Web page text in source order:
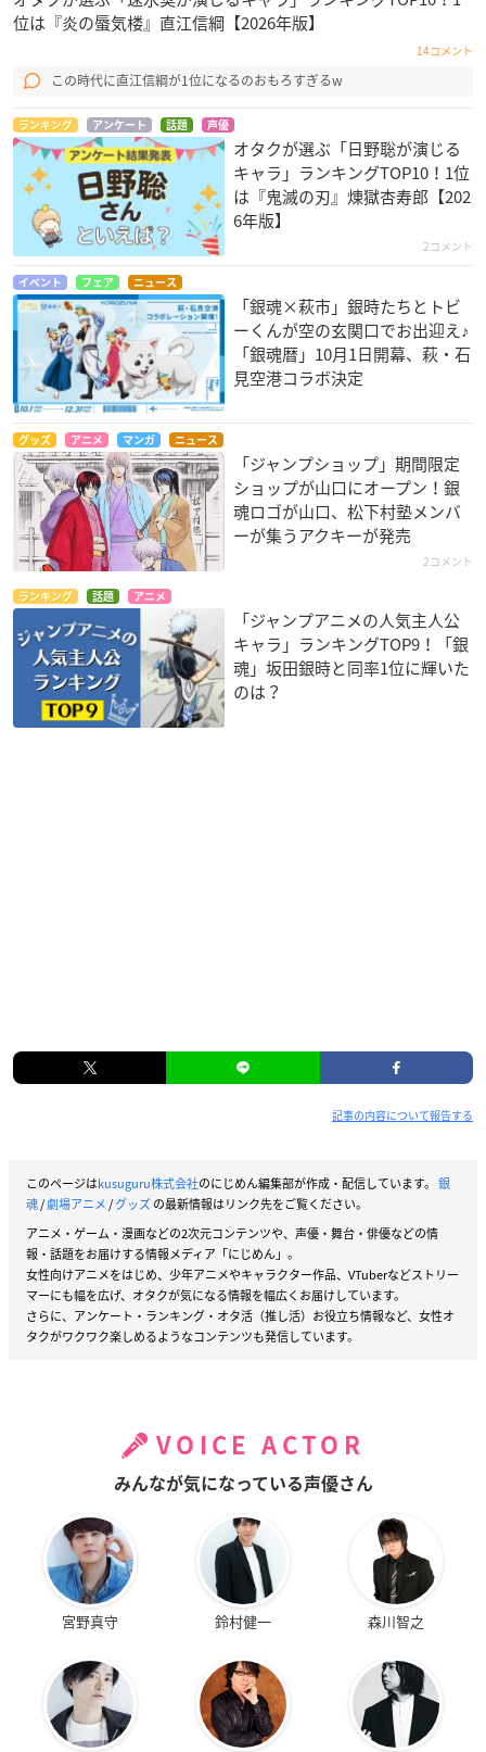
位は『炎の蜃気楼』直江信綱【2026年版】
14コメント
この時代に直江信綱が1位になるのおもろすぎるw
ランキング アンケート 話題 声優
オタクが選ぶ「日野聡が演じる
キャラ」ランキングTOP10！1位
は『鬼滅の刃』煉󠄁獄杏寿郎【202
6年版】
2コメント
イベント フェア ニュース
「銀魂×萩市」銀時たちとトビ
ーくんが空の玄関口でお出迎え♪
「銀魂暦」10月1日開幕、萩・石
見空港コラボ決定
グッズ アニメ マンガ ニュース
「ジャンプショップ」期間限定
ショップが山口にオープン！銀
魂ロゴが山口、松下村塾メンバ
ーが集うアクキーが発売
2コメント
ランキング 話題 アニメ
「ジャンプアニメの人気主人公
キャラ」ランキングTOP9！「銀
魂」坂田銀時と同率1位に輝いた
のは？
記事の内容について報告する
このページはkusuguru株式会社のにじめん編集部が作成・配信しています。 銀
魂/劇場アニメ/グッズの最新情報はリンク先をご覧ください。
アニメ・ゲーム・漫画などの2次元コンテンツや、声優・舞台・俳優などの情
報・話題をお届けする情報メディア「にじめん」。
女性向けアニメをはじめ、少年アニメやキャラクター作品、VTuberなどストリー
マーにも幅を広げ、オタクが気になる情報を幅広くお届けしています。
さらに、アンケート・ランキング・オタ活（推し活）お役立ち情報など、女性オ
タクがワクワク楽しめるようなコンテンツも発信しています。
VOICE ACTOR
みんなが気になっている声優さん
宮野真守 鈴村健一 森川智之